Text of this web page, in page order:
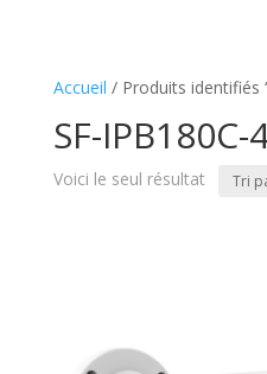
Accueil / Produits identifiés
SF-IPB180C-
Voici le seul résultat